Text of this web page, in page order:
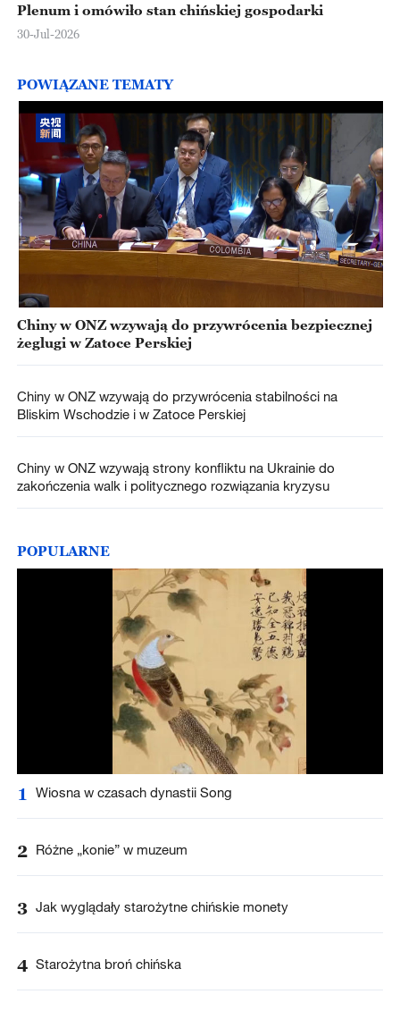
Plenum i omówiło stan chińskiej gospodarki
30-Jul-2026
POWIĄZANE TEMATY
Chiny w ONZ wzywają do przywrócenia bezpiecznej
żeglugi w Zatoce Perskiej
Chiny w ONZ wzywają do przywrócenia stabilności na
Bliskim Wschodzie i w Zatoce Perskiej
Chiny w ONZ wzywają strony konfliktu na Ukrainie do
zakończenia walk i politycznego rozwiązania kryzysu
POPULARNE
1 Wiosna w czasach dynastii Song
2 Różne „konie” w muzeum
3 Jak wyglądały starożytne chińskie monety
4 Starożytna broń chińska